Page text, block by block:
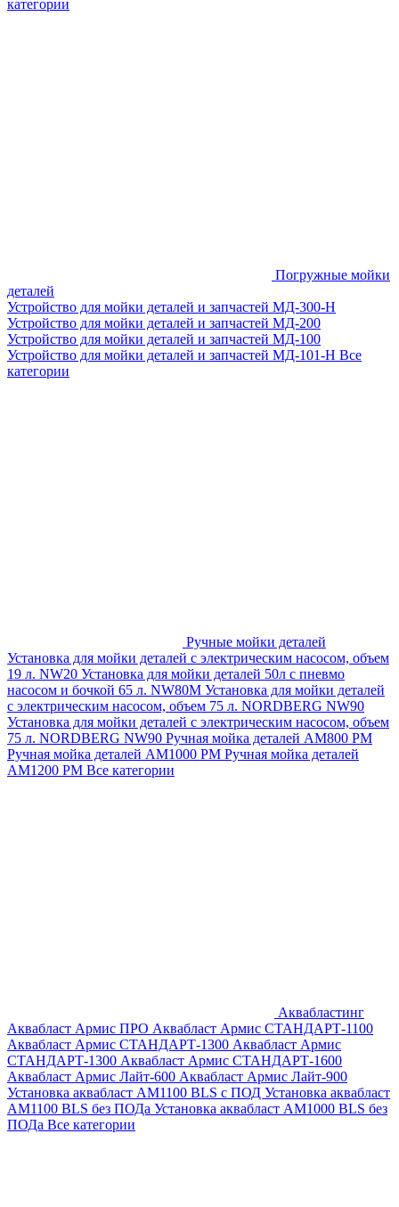
категории
Погружные мойки
деталей
Устройство для мойки деталей и запчастей МД-300-H
Устройство для мойки деталей и запчастей МД-200
Устройство для мойки деталей и запчастей МД-100
Устройство для мойки деталей и запчастей МД-101-Н Все
категории
Ручные мойки деталей
Установка для мойки деталей с электрическим насосом, объем
19 л. NW20 Установка для мойки деталей 50л с пневмо
насосом и бочкой 65 л. NW80M Установка для мойки деталей
с электрическим насосом, объем 75 л. NORDBERG NW90
Установка для мойки деталей с электрическим насосом, объем
75 л. NORDBERG NW90 Ручная мойка деталей АМ800 РМ
Ручная мойка деталей АМ1000 РМ Ручная мойка деталей
АМ1200 РМ Все категории
Аквабластинг
Аквабласт Армис ПРО Аквабласт Армис СТАНДАРТ-1100
Аквабласт Армис СТАНДАРТ-1300 Аквабласт Армис
СТАНДАРТ-1300 Аквабласт Армис СТАНДАРТ-1600
Аквабласт Армис Лайт-600 Аквабласт Армис Лайт-900
Установка аквабласт AM1100 BLS с ПОД Установка аквабласт
AM1100 BLS без ПОДа Установка аквабласт AM1000 BLS без
ПОДа Все категории